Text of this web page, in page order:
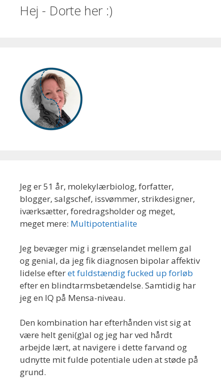
Hej - Dorte her :)
Jeg er 51 år, molekylærbiolog, forfatter,
blogger, salgschef, issvømmer, strikdesigner,
iværksætter, foredragsholder og meget,
meget mere: Multipotentialite
Jeg bevæger mig i grænselandet mellem gal
og genial, da jeg fik diagnosen bipolar affektiv
lidelse efteret fuldstændig fucked up forløb
efter en blindtarmsbetændelse. Samtidig har
jeg en IQ på Mensa-niveau.
Den kombination har efterhånden vist sig at
være helt geni(g)al og jeg har ved hårdt
arbejde lært, at navigere i dette farvand og
udnytte mit fulde potentiale uden at støde på
grund.